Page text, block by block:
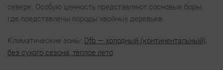
севере. Особую ценность представляют сосновые боры,
где представлены породы хвойных деревьев.
Климатические зоны: Dfb — холодный (континентальный),
без сухого сезона, тёплое лето